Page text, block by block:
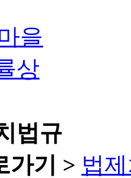
법규
가기 > 법